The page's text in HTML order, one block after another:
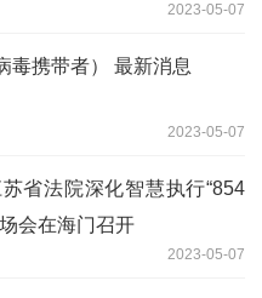
2023-05-07
毒携带者） 最新消息
2023-05-07
省法院深化智慧执行“854
会在海门召开
2023-05-07